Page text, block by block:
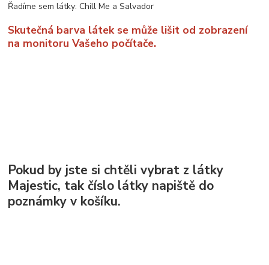
Řadíme sem látky: Chill Me a Salvador
Skutečná barva látek se může lišit od zobrazení
na monitoru Vašeho počítače.
Pokud by jste si chtěli vybrat z látky
Majestic, tak číslo látky napiště do
poznámky v košíku.